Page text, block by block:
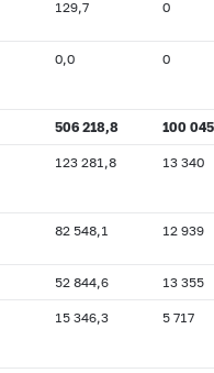
129,7 0
0,0 0
506 218,8 100 045
123 281,8 13 340
82 548,1 12 939
52 844,6 13 355
15 346,3 5 717